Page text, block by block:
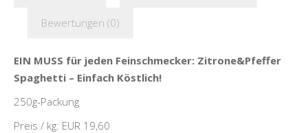
Bewertungen (0)
EIN MUSS für jeden Feinschmecker: Zitrone&Pfeffer
Spaghetti – Einfach Köstlich!
250g-Packung
Preis / kg: EUR 19,60